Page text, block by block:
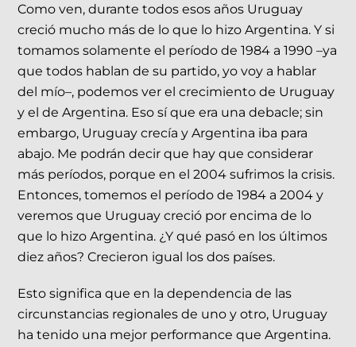
Como ven, durante todos esos años Uruguay
creció mucho más de lo que lo hizo Argentina. Y si
tomamos solamente el período de 1984 a 1990 –ya
que todos hablan de su partido, yo voy a hablar
del mío–, podemos ver el crecimiento de Uruguay
y el de Argentina. Eso sí que era una debacle; sin
embargo, Uruguay crecía y Argentina iba para
abajo. Me podrán decir que hay que considerar
más períodos, porque en el 2004 sufrimos la crisis.
Entonces, tomemos el período de 1984 a 2004 y
veremos que Uruguay creció por encima de lo
que lo hizo Argentina. ¿Y qué pasó en los últimos
diez años? Crecieron igual los dos países.
Esto significa que en la dependencia de las
circunstancias regionales de uno y otro, Uruguay
ha tenido una mejor performance que Argentina.